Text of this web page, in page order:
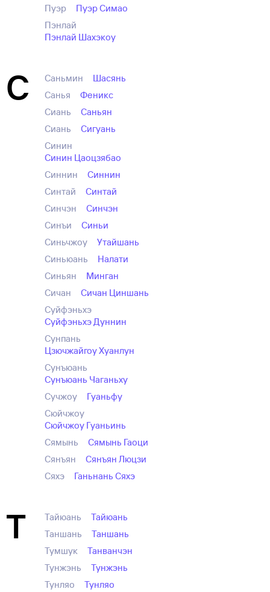
Пуэр
Пуэр Симао
Пэнлай
Пэнлай Шахэкоу
С Саньмин
Шасянь
Санья
Феникс
Сиань
Саньян
Сиань
Сигуань
Синин
Синин Цаоцзябао
Синнин
Синнин
Синтай
Синтай
Синчэн
Синчэн
Синъи
Синьи
Синьчжоу
Утайшань
Синьюань
Налати
Синьян
Минган
Сичан
Сичан Циншань
Суйфэньхэ
Суйфэньхэ Дуннин
Сунпань
Цзючжайгоу Хуанлун
Сунъюань
Сунъюань Чаганьху
Сучжоу
Гуаньфу
Сюйчжоу
Сюйчжоу Гуаньинь
Сямынь
Сямынь Гаоци
Сянъян
Сянъян Люцзи
Сяхэ
Ганьнань Сяхэ
Т Тайюань
Тайюань
Таншань
Таншань
Тумшук
Танванчэн
Тунжэнь
Тунжэнь
Тунляо
Тунляо